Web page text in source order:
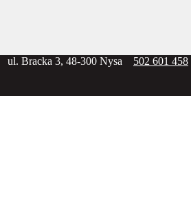
ul. Bracka 3, 48-300 Nysa 502 601 458